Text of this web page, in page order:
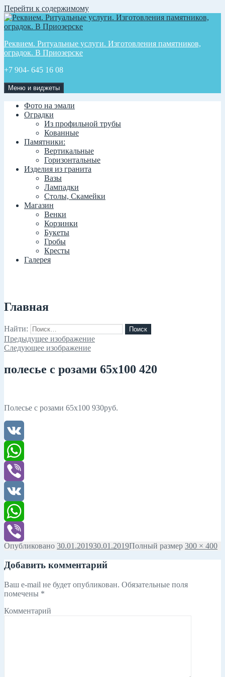
Перейти к содержимому
Реквием. Ритуальные услуги. Изготовления памятников,
оградок. В Приозерске
+7 904- 645 16 08
Меню и виджеты
Фото на эмали
Оградки
Из профильной трубы
Кованные
Памятники:
Вертикальные
Горизонтальные
Изделия из гранита
Вазы
Лампадки
Столы, Скамейки
Магазин
Венки
Корзинки
Букеты
Гробы
Кресты
Галерея
Главная
Найти:
Предыдущее изображение
Следующее изображение
полесье с розами 65х100 420
Полесье с розами 65х100 930руб.
VK
WhatsApp
Viber
VK
WhatsApp
Viber
Опубликовано 30.01.201930.01.2019Полный размер 300 × 400
Добавить комментарий
Ваш e-mail не будет опубликован. Обязательные поля
помечены *
Комментарий